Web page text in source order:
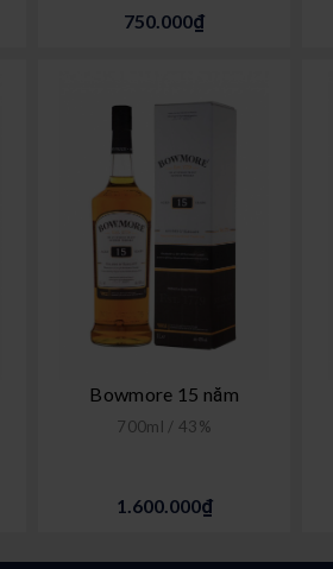
750.000₫
Bowmore 15 năm
700ml / 43%
1.600.000₫